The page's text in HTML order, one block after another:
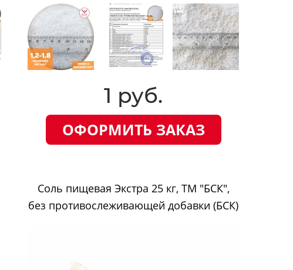
1 руб.
ОФОРМИТЬ ЗАКАЗ
Соль пищевая Экстра 25 кг, ТМ "БСК",
без противослеживающей добавки (БСК)